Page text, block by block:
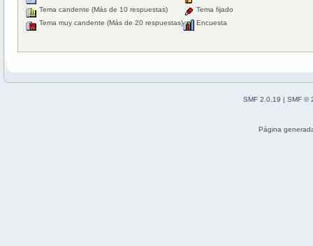
Tema candente (Más de 10 respuestas)
Tema muy candente (Más de 20 respuestas)
Tema fijado
Encuesta
SMF 2.0.19 | SMF ©
Página